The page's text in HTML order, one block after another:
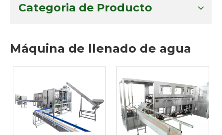
Categoria de Producto
Máquina de llenado de agua